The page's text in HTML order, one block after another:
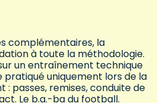
complémentaires, la
à toute la méthodologie.
un entraînement technique
pratiqué uniquement lors de la
: passes, remises, conduite de
Le b.a.-ba du football.